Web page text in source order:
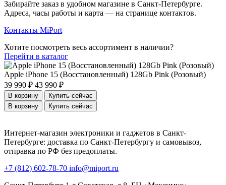
Забирайте заказ в удобном магазине в Санкт-Петербурге.
Адреса, часы работы и карта — на странице контактов.
Контакты MiPort
Хотите посмотреть весь ассортимент в наличии?
Перейти в каталог
Apple iPhone 15 (Восстановленный) 128Gb Pink (Розовый)
39 990 ₽ 43 990 ₽
В корзину
Купить сейчас
В корзину
Купить сейчас
Интернет-магазин электроники и гаджетов в Санкт-
Петербурге: доставка по Санкт-Петербургу и самовывоз,
отправка по РФ без предоплаты.
+7 (812) 602-78-70 info@miport.ru